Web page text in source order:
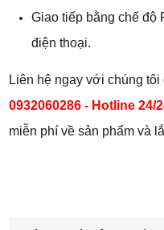
Giao tiếp bằng chế độ
điện thoại.
Liên hệ ngay với chúng tôi
0932060286 - Hotline 24/
miễn phí về sản phẩm và